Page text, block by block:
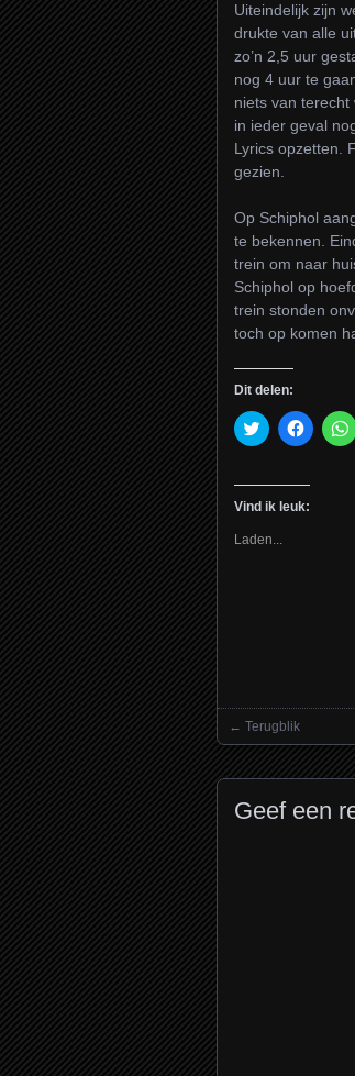
Uiteindelijk zijn
drukte van alle
zo’n 2,5 uur
nog 4 uur te
niets van
in ieder geval
Lyrics opzetten.
gezien.
Op Schiphol
te bekennen.
trein om naar
Schiphol op
trein stonden
toch op komen
Dit delen:
Klik
om
met
Twitter
(Wordt
een
Klik
om
op
(Wordt
Vind ik leuk:
Laden...
Posts
← Terugblik
Geef een